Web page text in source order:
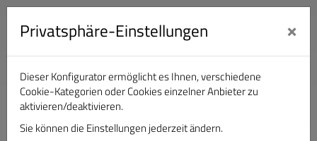
Verband Deutscher Sportjournalisten e.V.
Privatsphäre-Einstellungen ×
Dieser Konfigurator ermöglicht es Ihnen, verschiedene
Cookie-Kategorien oder Cookies einzelner Anbieter zu
aktivieren/deaktivieren.
Sie können die Einstellungen jederzeit ändern.